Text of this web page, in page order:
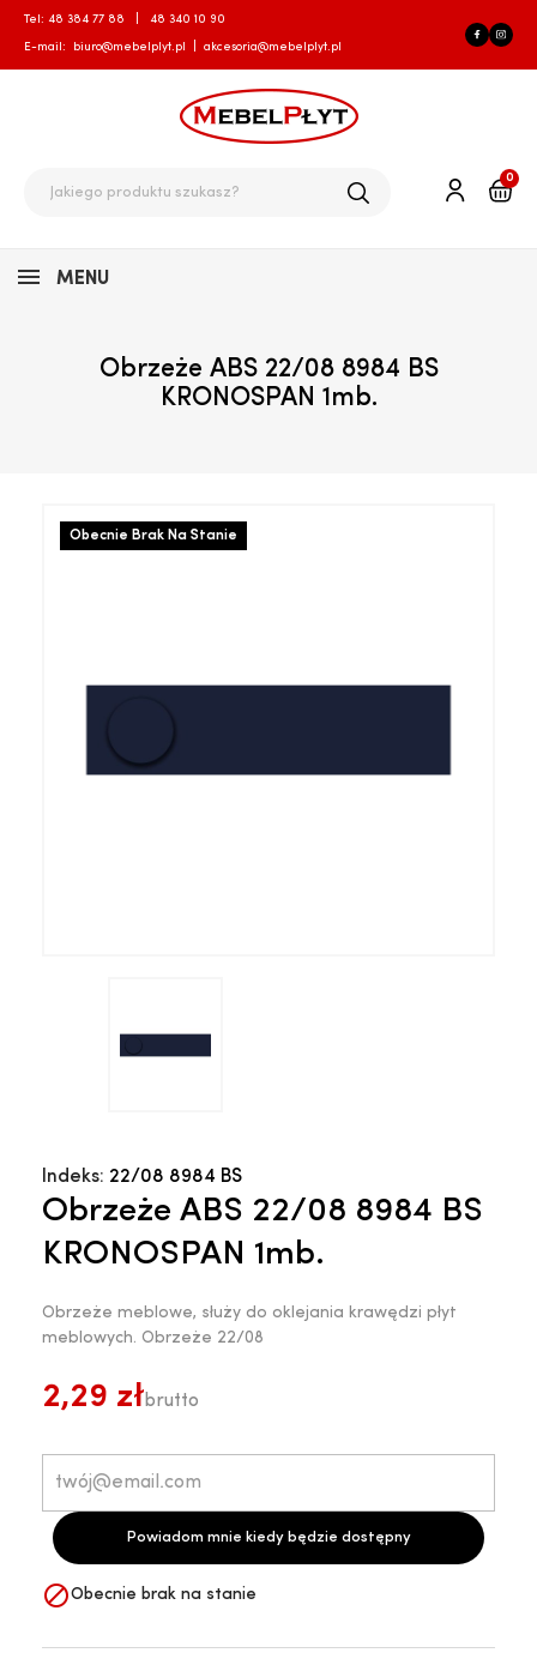
Tel: 48 384 77 88 48 340 10 90
E-mail: biuro@mebelplyt.pl akcesoria@mebelplyt.pl
0
MENU
Obrzeże ABS 22/08 8984 BS
KRONOSPAN 1mb.
Obecnie Brak Na Stanie
Indeks: 22/08 8984 BS
Obrzeże ABS 22/08 8984 BS
KRONOSPAN 1mb.
Obrzeże meblowe, służy do oklejania krawędzi płyt
meblowych. Obrzeże 22/08
2,29 złbrutto
Powiadom mnie kiedy będzie dostępny
Obecnie brak na stanie